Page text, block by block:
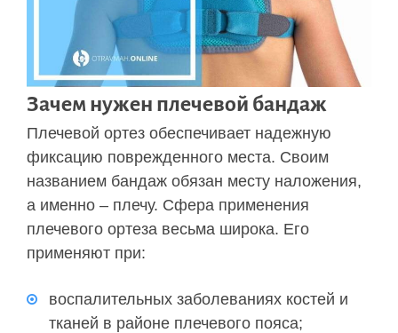
Зачем нужен плечевой бандаж
Плечевой ортез обеспечивает надежную
фиксацию поврежденного места. Своим
названием бандаж обязан месту наложения,
а именно – плечу. Сфера применения
плечевого ортеза весьма широка. Его
применяют при:
воспалительных заболеваниях костей и
тканей в районе плечевого пояса;